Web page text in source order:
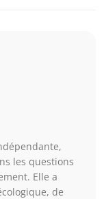
les questions
Elle a
de